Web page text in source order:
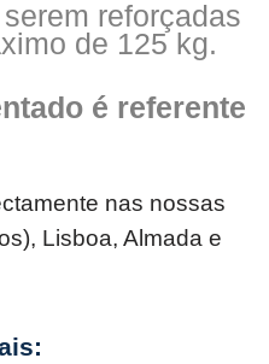
reforçadas
de 125 kg.
é referente
nas nossas
Lisboa, Almada e